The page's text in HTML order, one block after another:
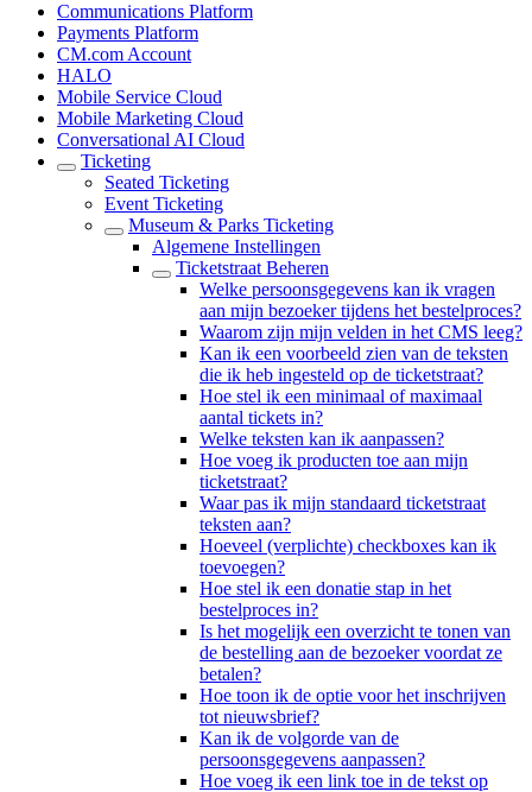
Communications Platform
Payments Platform
CM.com Account
HALO
Mobile Service Cloud
Mobile Marketing Cloud
Conversational AI Cloud
Ticketing
Seated Ticketing
Event Ticketing
Museum & Parks Ticketing
Algemene Instellingen
Ticketstraat Beheren
Welke persoonsgegevens kan ik vragen
aan mijn bezoeker tijdens het bestelproces?
Waarom zijn mijn velden in het CMS leeg?
Kan ik een voorbeeld zien van de teksten
die ik heb ingesteld op de ticketstraat?
Hoe stel ik een minimaal of maximaal
aantal tickets in?
Welke teksten kan ik aanpassen?
Hoe voeg ik producten toe aan mijn
ticketstraat?
Waar pas ik mijn standaard ticketstraat
teksten aan?
Hoeveel (verplichte) checkboxes kan ik
toevoegen?
Hoe stel ik een donatie stap in het
bestelproces in?
Is het mogelijk een overzicht te tonen van
de bestelling aan de bezoeker voordat ze
betalen?
Hoe toon ik de optie voor het inschrijven
tot nieuwsbrief?
Kan ik de volgorde van de
persoonsgegevens aanpassen?
Hoe voeg ik een link toe in de tekst op